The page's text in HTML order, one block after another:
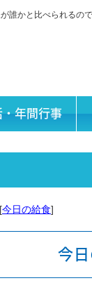
かと比べられるの
・年間行事
今日の給食]
今